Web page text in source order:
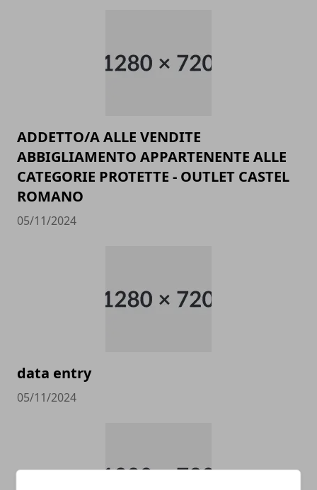
ADDETTO/A ALLE VENDITE
ABBIGLIAMENTO APPARTENENTE ALLE
CATEGORIE PROTETTE - OUTLET CASTEL
ROMANO
05/11/2024
data entry
05/11/2024